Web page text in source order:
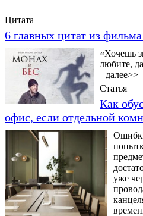
Цитата
6 главных цитат из
«Хочешь
любите,
далее>>
Статья
Как
офис, если отдельной
уже